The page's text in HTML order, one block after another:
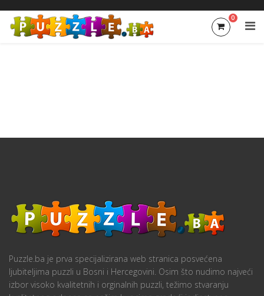
0
Puzzle.ba je prva specijalizirana web stranica posvećena
ljubiteljima puzzli u Bosni i Hercegovini. Osim što nudimo najveći
izbor visoko kvalitetnih i orginalnih puzzli, težimo stvaranju